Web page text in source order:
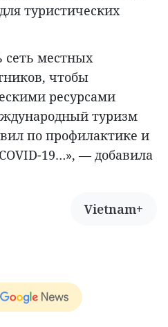
туристических
сеть местных
чтобы
ресурсами
туризм
по профилактике и
19…», — добавила
Vietnam+